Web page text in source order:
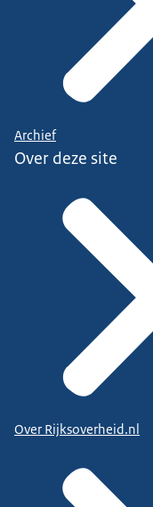
Archief
Over deze site
Over Rijksoverheid.nl